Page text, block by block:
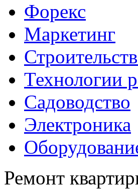
Форекс
Маркетинг
Технологии
Садоводство
Электроника
Ремонт